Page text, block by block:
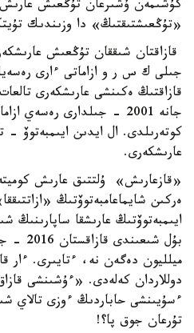
كۇشىمەن ۇشىرعان تۇڭعىش
«تۇڭعىشتىقتىڭ» دا وزىندىك
جىلى ك س ر و ازاماتى ءارى
جانە 2001 - جىلدارى رەسەي
كوتەرىلدى. ال ايدىن ايىمبەتوۆ -
عارىشكەرى.
«قازعارىش» ۇلتتىق عارىش
ەركىن شايماعامبەتوۆتىڭ
ميلليون دەگەن نە، ءتايىرى. ءار
دوللاردان كەلەدى. «ءۇشىنشى
ءسۇيىنشى حاباردىڭ ءوزى تالاي
تۇرعان جوق پا؟!